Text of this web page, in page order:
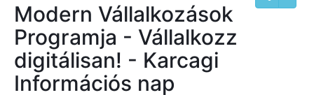
Modern Vállalkozások
Programja - Vállalkozz
digitálisan! - Karcagi
Információs nap